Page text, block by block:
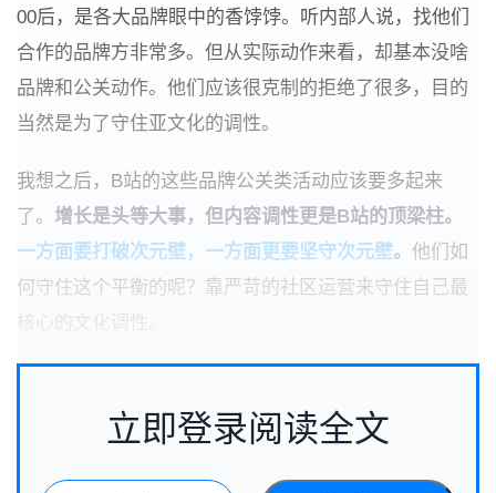
00后，是各大品牌眼中的香饽饽。听内部人说，找他们
合作的品牌方非常多。 但从实际动作来看，却基本没啥
品牌和公关动作。 他们应该很克制的拒绝了很多，目的
当然是为了守住亚文化的调性。
我想之后，B站的这些品牌公关类活动应该要多起来
了。 增长是头等大事，但内容调性更是B站的顶梁柱。
一方面要打破次元壁，一方面更要坚守次元壁。 他们如
何守住这个平衡的呢？ 靠严苛的社区运营来守住自己最
核心的文化调性。
立即登录阅读全文